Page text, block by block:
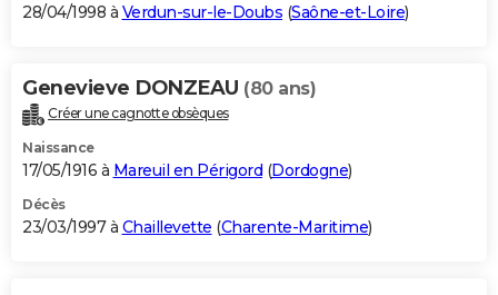
28/04/1998 à Verdun-sur-le-Doubs (Saône-et-Loire)
Genevieve DONZEAU (80 ans)
Créer une cagnotte obsèques
Naissance
17/05/1916 à Mareuil en Périgord (Dordogne)
Décès
23/03/1997 à Chaillevette (Charente-Maritime)